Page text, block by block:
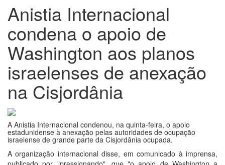
Anistia Internacional
condena o apoio de
Washington aos planos
israelenses de anexação
na Cisjordânia
A Anistia Internacional condenou, na quinta-feira, o apoio
estadunidense à anexação pelas autoridades de ocupação
israelense de grande parte da Cisjordânia ocupada.
A organização internacional disse, em comunicado à imprensa,